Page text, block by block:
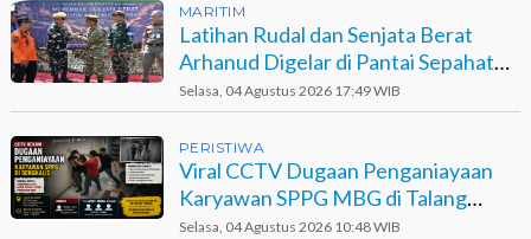
MARITIM
Latihan Rudal dan Senjata Berat
Arhanud Digelar di Pantai Sepahat
Bengkalis
Selasa, 04 Agustus 2026 17:49 WIB
PERISTIWA
Viral CCTV Dugaan Penganiayaan
Karyawan SPPG MBG di Talang
Muandau
Selasa, 04 Agustus 2026 10:48 WIB